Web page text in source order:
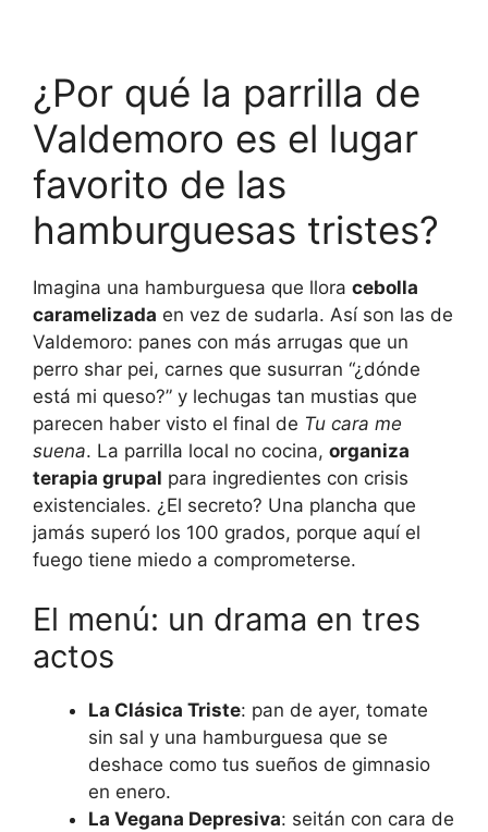
¿Por qué la parrilla de
Valdemoro es el lugar
favorito de las
hamburguesas tristes?
Imagina una hamburguesa que llora cebolla
caramelizada en vez de sudarla. Así son las de
Valdemoro: panes con más arrugas que un
perro shar pei, carnes que susurran “¿dónde
está mi queso?” y lechugas tan mustias que
parecen haber visto el final de Tu cara me
suena. La parrilla local no cocina, organiza
terapia grupal para ingredientes con crisis
existenciales. ¿El secreto? Una plancha que
jamás superó los 100 grados, porque aquí el
fuego tiene miedo a comprometerse.
El menú: un drama en tres
actos
La Clásica Triste: pan de ayer, tomate
sin sal y una hamburguesa que se
deshace como tus sueños de gimnasio
en enero.
La Vegana Depresiva: seitán con cara de